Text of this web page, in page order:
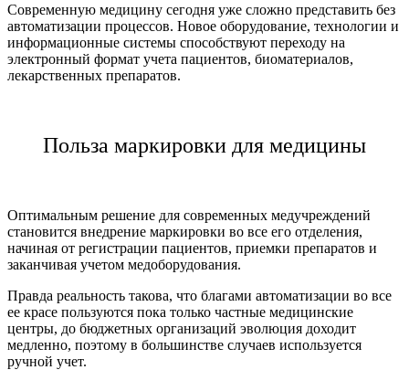
Современную медицину сегодня уже сложно представить без
автоматизации процессов. Новое оборудование, технологии и
информационные системы способствуют переходу на
электронный формат учета пациентов, биоматериалов,
лекарственных препаратов.
Польза маркировки для медицины
Оптимальным решение для современных медучреждений
становится внедрение маркировки во все его отделения,
начиная от регистрации пациентов, приемки препаратов и
заканчивая учетом медоборудования.
Правда реальность такова, что благами автоматизации во все
ее красе пользуются пока только частные медицинские
центры, до бюджетных организаций эволюция доходит
медленно, поэтому в большинстве случаев используется
ручной учет.